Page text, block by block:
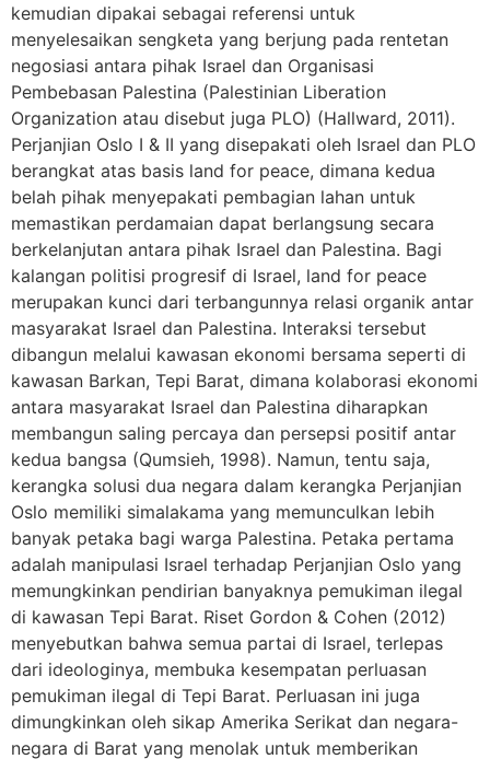
kemudian dipakai sebagai referensi untuk
menyelesaikan sengketa yang berjung pada rentetan
negosiasi antara pihak Israel dan Organisasi
Pembebasan Palestina (Palestinian Liberation
Organization atau disebut juga PLO) (Hallward, 2011).
Perjanjian Oslo I & II yang disepakati oleh Israel dan PLO
berangkat atas basis land for peace, dimana kedua
belah pihak menyepakati pembagian lahan untuk
memastikan perdamaian dapat berlangsung secara
berkelanjutan antara pihak Israel dan Palestina. Bagi
kalangan politisi progresif di Israel, land for peace
merupakan kunci dari terbangunnya relasi organik antar
masyarakat Israel dan Palestina. Interaksi tersebut
dibangun melalui kawasan ekonomi bersama seperti di
kawasan Barkan, Tepi Barat, dimana kolaborasi ekonomi
antara masyarakat Israel dan Palestina diharapkan
membangun saling percaya dan persepsi positif antar
kedua bangsa (Qumsieh, 1998). Namun, tentu saja,
kerangka solusi dua negara dalam kerangka Perjanjian
Oslo memiliki simalakama yang memunculkan lebih
banyak petaka bagi warga Palestina. Petaka pertama
adalah manipulasi Israel terhadap Perjanjian Oslo yang
memungkinkan pendirian banyaknya pemukiman ilegal
di kawasan Tepi Barat. Riset Gordon & Cohen (2012)
menyebutkan bahwa semua partai di Israel, terlepas
dari ideologinya, membuka kesempatan perluasan
pemukiman ilegal di Tepi Barat. Perluasan ini juga
dimungkinkan oleh sikap Amerika Serikat dan negara-
negara di Barat yang menolak untuk memberikan